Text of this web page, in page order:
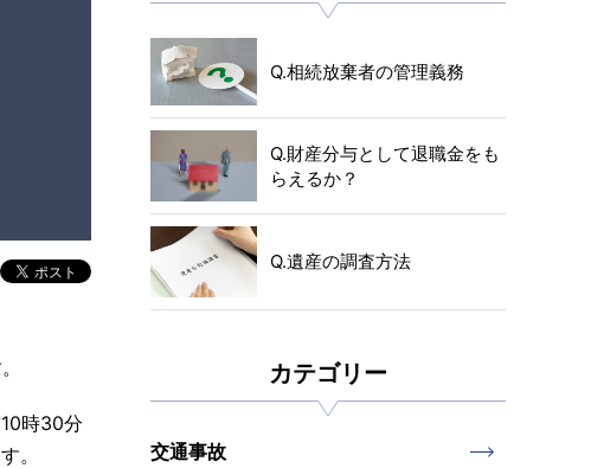
時30分
。
Q.相続放棄者の管理義務
Q.財産分与として退職金をも
らえるか？
Q.遺産の調査方法
カテゴリー
交通事故